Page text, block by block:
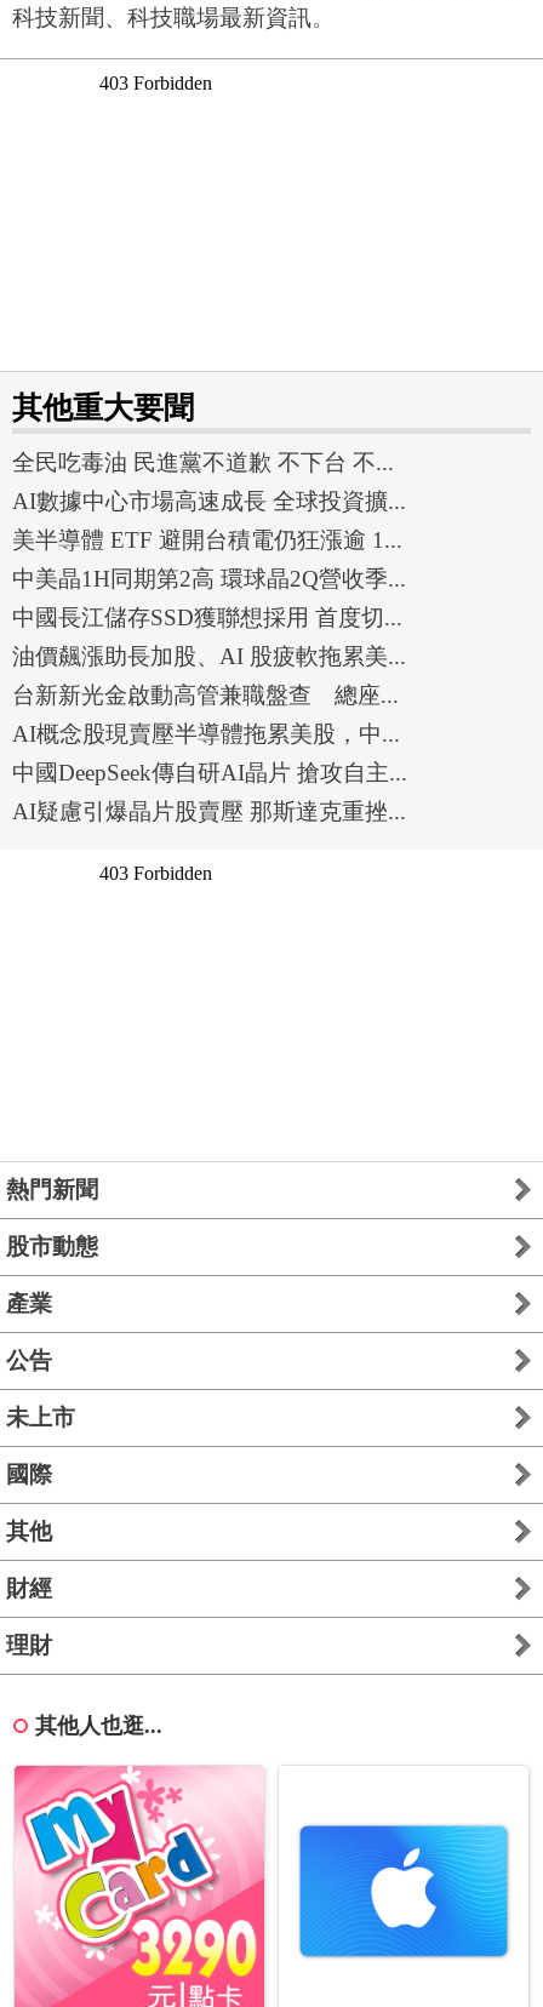
科技新聞、科技職場最新資訊。
其他重大要聞
全民吃毒油 民進黨不道歉 不下台 不...
AI數據中心市場高速成長 全球投資擴...
美半導體 ETF 避開台積電仍狂漲逾 1...
中美晶1H同期第2高 環球晶2Q營收季...
中國長江儲存SSD獲聯想採用 首度切...
油價飆漲助長加股、AI 股疲軟拖累美...
台新新光金啟動高管兼職盤查 總座...
AI概念股現賣壓半導體拖累美股，中...
中國DeepSeek傳自研AI晶片 搶攻自主...
AI疑慮引爆晶片股賣壓 那斯達克重挫...
熱門新聞
股市動態
產業
公告
未上市
國際
其他
財經
理財
其他人也逛...